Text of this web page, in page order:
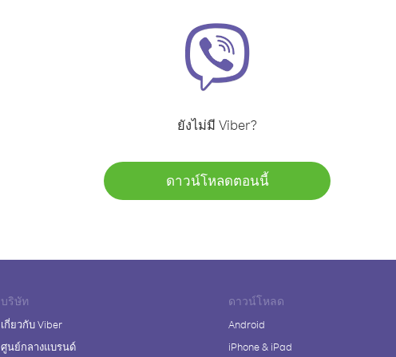
ยังไม่มี Viber?
ดาวน์โหลดตอนนี้
บริษัท
เกี่ยวกับ Viber
ศูนย์กลางแบรนด์
ดาวน์โหลด
Android
iPhone & iPad